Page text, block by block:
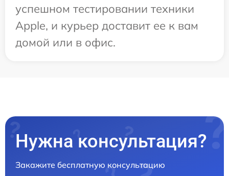
успешном тестировании техники
Apple, и курьер доставит ее к вам
домой или в офис.
Нужна консультация?
Закажите бесплатную консультацию